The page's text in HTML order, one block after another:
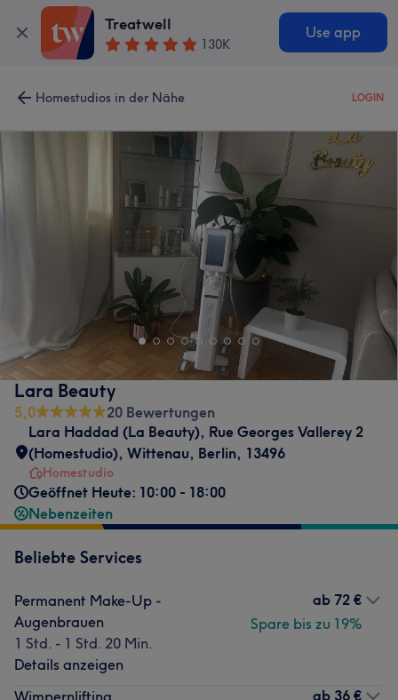
Treatwell
130K
Use app
Homestudios in der Nähe LOGIN
Lara Beauty
5,0
20 Bewertungen
Lara Haddad (La Beauty), Rue Georges Vallerey 2
(Homestudio), Wittenau, Berlin, 13496
Homestudio
Geöffnet Heute: 10:00 - 18:00
Nebenzeiten
Beliebte Services
Permanent Make-Up -
Augenbrauen
1 Std. - 1 Std. 20 Min.
Details anzeigen
ab 72 €
Spare bis zu 19%
Wimpernlifting
ab 36 €